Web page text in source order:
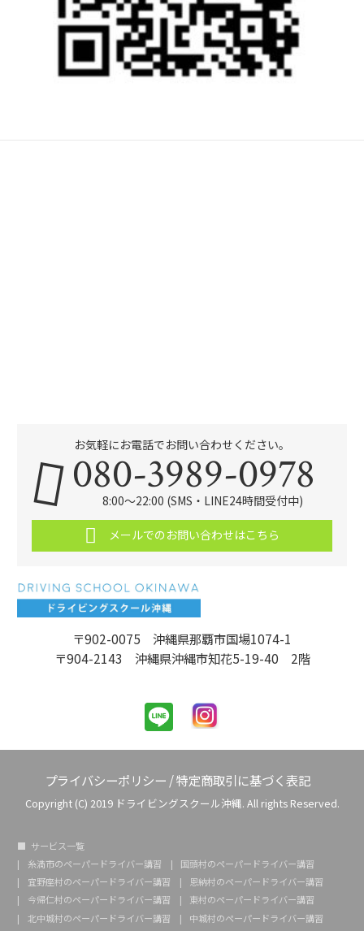
〒902-0075 沖縄県那覇市国場1074-1
〒904-2143 沖縄県沖縄市知花5-19-40 2階
お気軽にお電話でお問い合わせください。
080-3989-0978
8:00～22:00 (SMS・LINE24時間受付中)
メールでのお問い合わせはこちら
プライバシーポリシー /特定商取引に基づく表記
Copyright (C) 2019 ドライビングスクール沖縄. All rights Reserved.
サービス一覧
糸満市のペーパードライバー講習
国頭村のペーパードライバー講習
宜野座村のペーパードライバー講習
恩納村のペーパードライバー講習
今帰仁村のペーパードライバー講習
東村のペーパードライバー講習
北中城村のペーパードライバー講習
中城村のペーパードライバー講習